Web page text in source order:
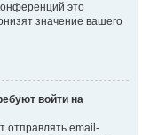
это
значение вашего
войти на
отправлять email-